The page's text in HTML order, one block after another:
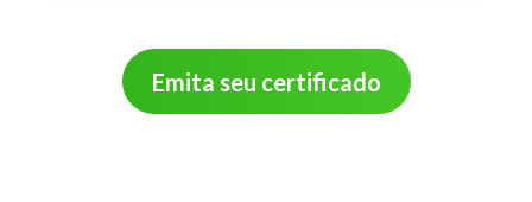
Emita seu certificado